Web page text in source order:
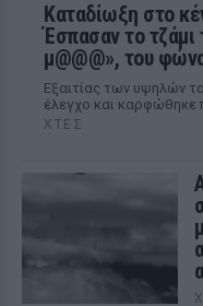
Καταδίωξη στο
Έσπασαν το τζάμι
μ@@@», του
Εξαιτίας των υψηλών
έλεγχο και καρφώθηκε
ΧΤΕΣ